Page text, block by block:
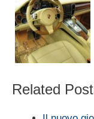
Related